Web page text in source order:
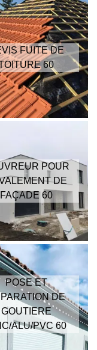
FUITE DE
60
POUR
DE
FAÇADE 60
POSE ET
DE
GOUTIERE
ALU/PVC 60